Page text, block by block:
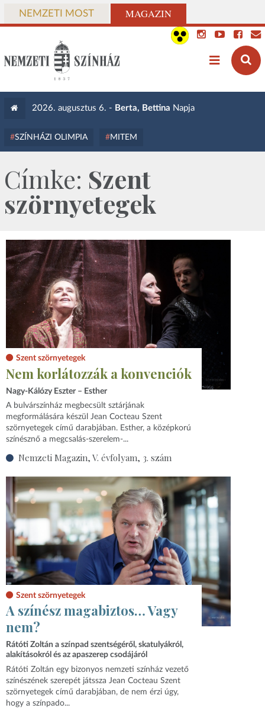
NEMZETI MOST MAGAZIN
2026. augusztus 6. - Berta, Bettina Napja
SZÍNHÁZI OLIMPIA MITEM
Címke: Szent
szörnyetegek
Szent szörnyetegek
Nem korlátozzák a konvenciók
Nagy-Kálózy Eszter – Esther
A bulvárszínház megbecsült sztárjának
megformálására készül Jean Cocteau Szent
szörnyetegek című darabjában. Esther, a középkorú
színésznő a megcsalás-szerelem-...
Nemzeti Magazin, V. évfolyam, 3. szám
Szent szörnyetegek
A színész magabiztos… Vagy
nem?
Rátóti Zoltán a színpad szentségéről, skatulyákról,
alakításokról és az apaszerep csodájáról
Rátóti Zoltán egy bizonyos nemzeti színház vezető
színészének szerepét játssza Jean Cocteau Szent
szörnyetegek című darabjában, de nem érzi úgy,
hogy a színpado...